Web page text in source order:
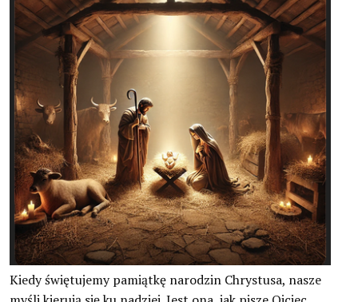
Publikacje
Multimedia
IŚ W POLSCE
TERMINARZ
POLECAMY
Kiedy świętujemy pamiątkę narodzin Chrystusa, nasze